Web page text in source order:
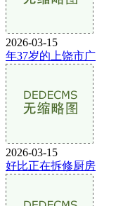
2026-03-15
年37岁的上饶市广
2026-03-15
好比正在拆修厨房